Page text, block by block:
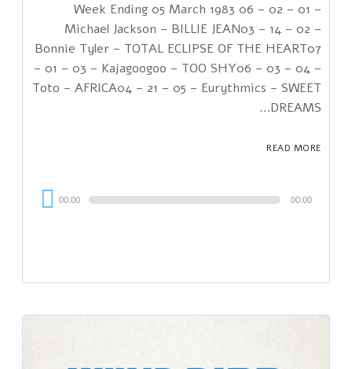
Week Ending 05 March 1983 06 – 02 – 01 –
Michael Jackson – BILLIE JEAN03 – 14 – 02 –
Bonnie Tyler – TOTAL ECLIPSE OF THE HEART07
– 01 – 03 – Kajagoogoo – TOO SHY06 – 03 – 04 –
Toto – AFRICA04 – 21 – 05 – Eurythmics – SWEET
DREAMS…
READ MORE
00:00 00:00